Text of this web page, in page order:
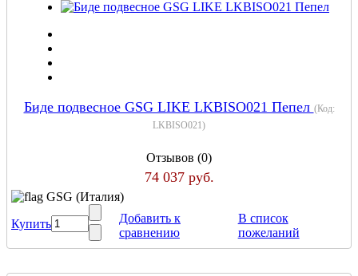
Биде подвесное GSG LIKE LKBISO021 Пепел (Код:
LKBISO021)
Отзывов (0)
74 037 руб.
GSG (Италия)
Купить
Добавить к
сравнению
В список
пожеланий